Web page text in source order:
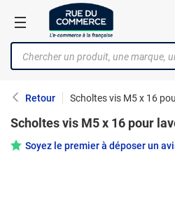
Retour Scholtes vis M5 x 16
Scholtes vis M5 x 16 pour
Soyez le premier à déposer un